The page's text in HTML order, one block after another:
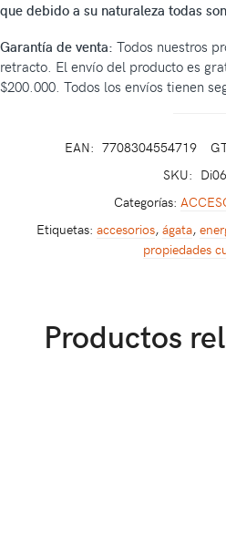
que debido a su naturaleza todas
Garantía de venta: Todos nuestros
retracto. El envío del producto es
$200.000. Todos los envíos tienen
EAN: 7708304554719
SKU:
Categorías:
Etiquetas: accesorios, ágata,
propiedades
Productos